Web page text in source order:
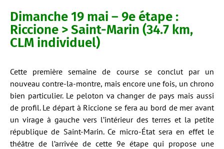
Dimanche 19 mai – 9e étape :
Riccione > Saint-Marin (34.7 km,
CLM individuel)
Cette première semaine de course se conclut par un
nouveau contre-la-montre, mais encore une fois, un chrono
bien particulier. Le peloton va changer de pays mais aussi
de profil. Le départ à Riccione se fera au bord de mer avant
un virage à gauche vers l’intérieur des terres et la petite
république de Saint-Marin. Ce micro-État sera en effet le
théâtre de l’arrivée de cette 9e étape qui propose une